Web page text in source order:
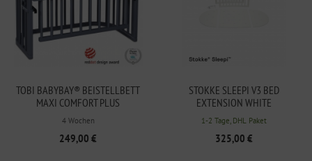
TOBI BABYBAY® BEISTELLBETT
MAXI COMFORT PLUS
SCHIEFERGRAU MIT MATRATZE
KLIMA
4 Wochen
249,00 €
STOKKE SLEEPI V3 BED
EXTENSION WHITE
1-2 Tage, DHL Paket
325,00 €